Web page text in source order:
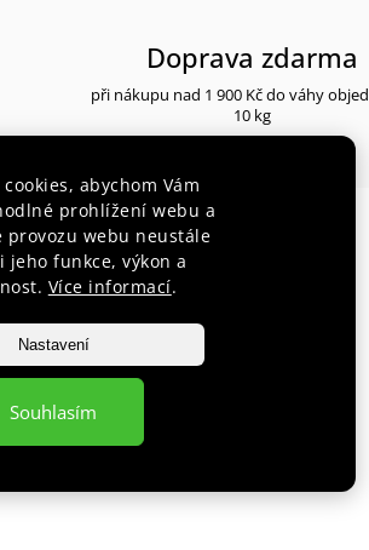
abychom Vám
prohlížení webu a
provozu webu neustále
jeho funkce, výkon a
Více informací.
Nastavení
Souhlasím
Doprava zdarma
při nákupu nad 1 900 Kč do váhy
10 kg
bužírkou. Hlavice je osazena
zamotání lanka. Hliníkové rukojeti jsou
Lanko je v rukojeti uchyceno pomocí
vysunout a zkrátit na požadovanou délku.